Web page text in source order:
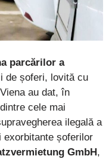
parcărilor a
de șoferi, lovită cu
au dat, în
cele mai
ilegală a
exorbitante șoferilor
GmbH ,